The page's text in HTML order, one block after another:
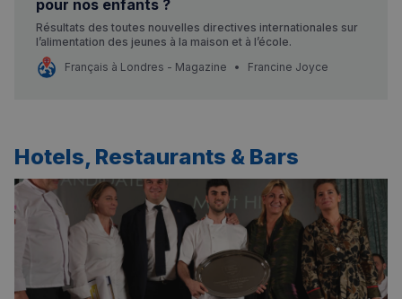
pour nos enfants ?
Résultats des toutes nouvelles directives internationales sur
l’alimentation des jeunes à la maison et à l’école.
Français à Londres - Magazine
Francine Joyce
Hotels, Restaurants & Bars